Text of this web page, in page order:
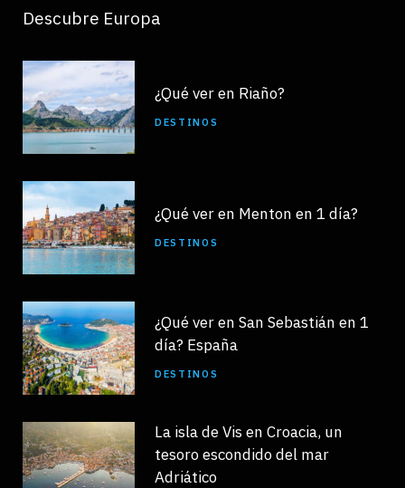
Descubre Europa
¿Qué ver en Riaño?
DESTINOS
¿Qué ver en Menton en 1 día?
DESTINOS
¿Qué ver en San Sebastián en 1
día? España
DESTINOS
La isla de Vis en Croacia, un
tesoro escondido del mar
Adriático